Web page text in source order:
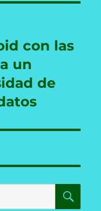
con las
un
de